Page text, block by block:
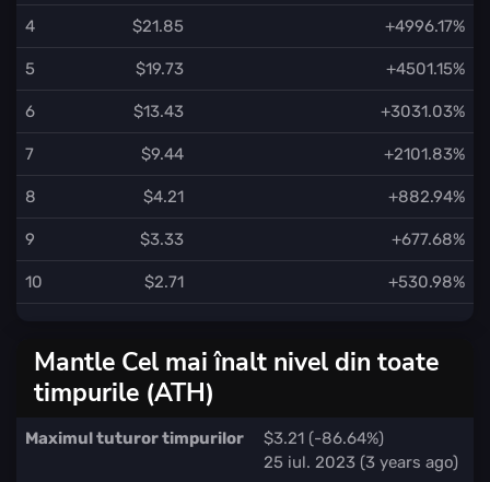
4 $21.85 +4996.17%
5 $19.73 +4501.15%
6 $13.43 +3031.03%
7 $9.44 +2101.83%
8 $4.21 +882.94%
9 $3.33 +677.68%
10 $2.71 +530.98%
Mantle Cel mai înalt nivel din toate
timpurile (ATH)
Maximul tuturor timpurilor
$3.21 (-86.64%)
25 iul. 2023 (3 years ago)